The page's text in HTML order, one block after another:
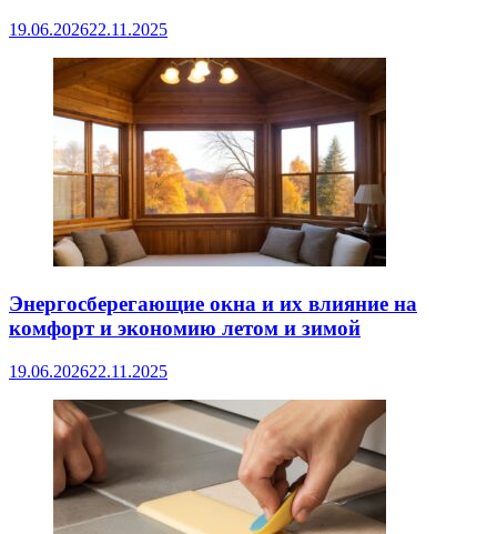
19.06.202622.11.2025
Энергосберегающие окна и их влияние на
комфорт и экономию летом и зимой
19.06.202622.11.2025